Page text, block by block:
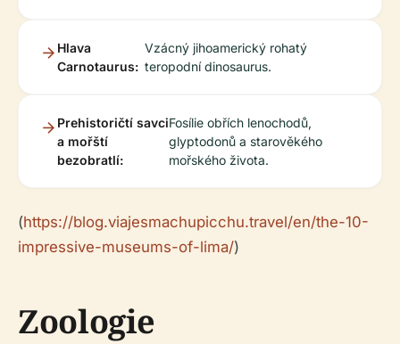
Hlava
Carnotaurus:
Vzácný jihoamerický rohatý
teropodní dinosaurus.
Prehistoričtí savci
a mořští
bezobratlí:
Fosílie obřích lenochodů,
glyptodonů a starověkého
mořského života.
(https://blog.viajesmachupicchu.travel/en/the-10-
impressive-museums-of-lima/)
Zoologie